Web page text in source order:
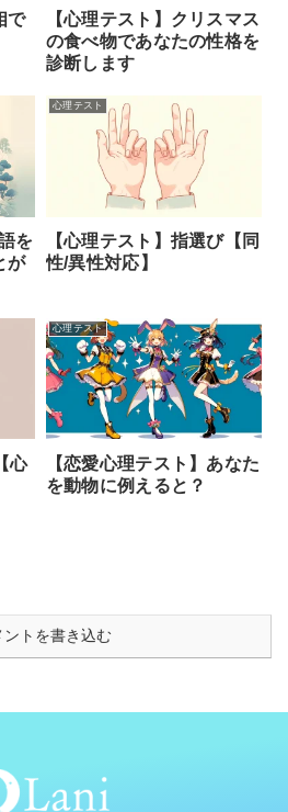
で
【心理テスト】クリスマス
の食べ物であなたの性格を
診断します
を
が
心理テスト
【心理テスト】指選び【同
性/異性対応】
心
心理テスト
【恋愛心理テスト】あなた
を動物に例えると？
ントを書き込む